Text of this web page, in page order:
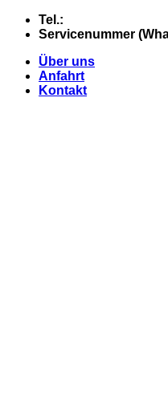
Skip
Tel.:
Servicenummer
Über uns
Anfahrt
Kontakt